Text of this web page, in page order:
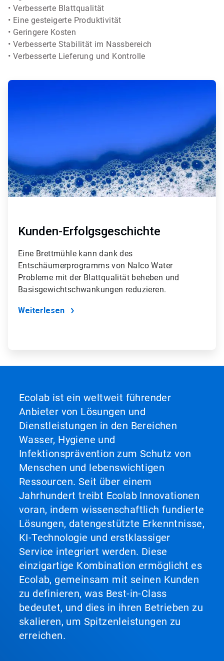
• Verbesserte Blattqualität
• Eine gesteigerte Produktivität
• Geringere Kosten
• Verbesserte Stabilität im Nassbereich
• Verbesserte Lieferung und Kontrolle
Kunden-Erfolgsgeschichte
Eine Brettmühle kann dank des
Entschäumerprogramms von Nalco Water
Probleme mit der Blattqualität beheben und
Basisgewichtschwankungen reduzieren.
Weiterlesen
Ecolab ist ein weltweit führender
Anbieter von Lösungen und
Dienstleistungen in den Bereichen
Wasser, Hygiene und
Infektionsprävention zum Schutz von
Menschen und lebenswichtigen
Ressourcen. Seit über einem
Jahrhundert treibt Ecolab Innovationen
voran, indem wissenschaftlich fundierte
Lösungen, datengestützte Erkenntnisse,
KI-Technologie und erstklassiger
Service integriert werden. Diese
einzigartige Kombination ermöglicht es
Ecolab, gemeinsam mit seinen Kunden
zu definieren, was Best-in-Class
bedeutet, und dies in ihren Betrieben zu
skalieren, um Spitzenleistungen zu
erreichen.